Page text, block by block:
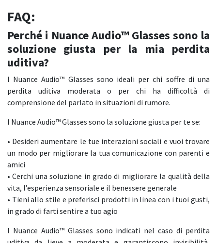
FAQ:
Perché i Nuance Audio™ Glasses sono la
soluzione giusta per la mia perdita
uditiva?
I Nuance Audio™ Glasses sono ideali per chi soffre di una
perdita uditiva moderata o per chi ha difficoltà di
comprensione del parlato in situazioni di rumore.
I Nuance Audio™ Glasses sono la soluzione giusta per te se:
• Desideri aumentare le tue interazioni sociali e vuoi trovare
un modo per migliorare la tua comunicazione con parenti e
amici
• Cerchi una soluzione in grado di migliorare la qualità della
vita, l’esperienza sensoriale e il benessere generale
• Tieni allo stile e preferisci prodotti in linea con i tuoi gusti,
in grado di farti sentire a tuo agio
I Nuance Audio™ Glasses sono indicati nel caso di perdita